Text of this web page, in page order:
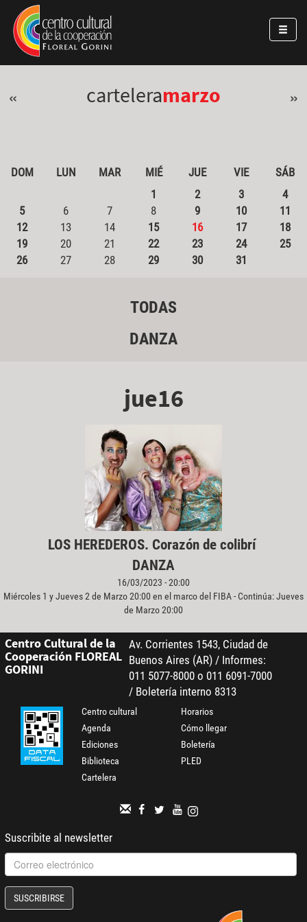
Pasar al contenido principal
Jump to main content
« carteleramarzo »
DOM LUN MAR MIÉ JUE VIE
SÁB
1
2 3
4
5
6 7 8 9 10
11
12
13 14 15 16 17
18
19
20 21 22 23 24
25
26
27 28 29 30 31
TODAS
DANZA
jue16
LOS HEREDEROS. Corazón de colibrí
DANZA
16/03/2023 - 20:00
Miércoles 1 y Jueves 2 de Marzo 20:00 en el marco del FIBA - Continúa: Jueves
de Marzo 20:00
Centro Cultural de la
Cooperación FLOREAL
GORINI
Av. Corrientes 1543, Ciudad de
Buenos Aires (AR) / Informes:
011 5077-8000 o 011 6091-7000
/ Boletería interno 8313
Centro cultural
Agenda
Ediciones
Biblioteca
Cartelera
Horarios
Cómo llegar
Boletería
PLED
Suscribite al newsletter
SUSCRIBIRSE